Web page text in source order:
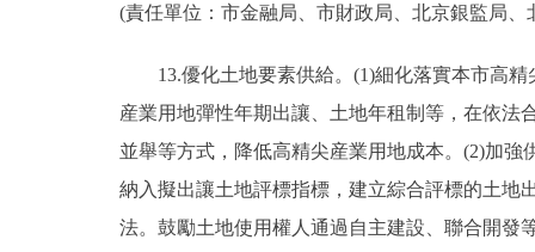
(責任單位：市金融局、市財政局、北京銀監局
13.優化土地要素供給。(1)細化落實本市高精
産業用地彈性年期出讓、土地年租制等，在依法
並舉等方式，降低高精尖産業用地成本。(2)加
納入擬出讓土地評標指標，建立綜合評標的土地
法。鼓勵土地使用權人通過自主建設、聯合開發